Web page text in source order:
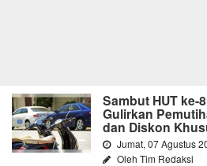
Sambut HUT ke-
Gulirkan
dan Diskon
Jumat, 07 Agustus
Oleh Tim Redaksi